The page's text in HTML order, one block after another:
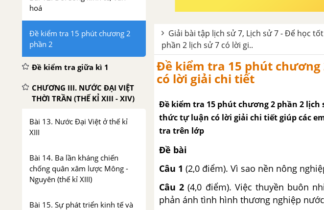
hoá
Đề kiểm tra 15 phút chương 2
phần 2
Đề kiểm tra giữa kì 1
CHƯƠNG III. NƯỚC ĐẠI VIỆT
THỜI TRẦN (THẾ KỈ XIII - XIV)
Bài 13. Nước Đại Việt ở thế kỉ
XIII
Bài 14. Ba lần kháng chiến
chống quân xâm lược Mông -
Nguyên (thế kỉ XIII)
Bài 15. Sự phát triển kinh tế và
Giải bài tập lịch sử 7, Lịch sử 7 - Để học
phần 2 lịch sử 7 có lời gi..
Đề kiểm tra 15 phút chương
có lời giải chi tiết
Đề kiểm tra 15 phút chương 2 phần 2 lịch
thức tự luận có lời giải chi tiết giúp các
tra trên lớp
Đề bài
Câu 1 (2,0 điểm). Vì sao nền nông
Câu 2 (4,0 điểm). Việc thuyền buôn
phản ánh tình hình thương nghiệp